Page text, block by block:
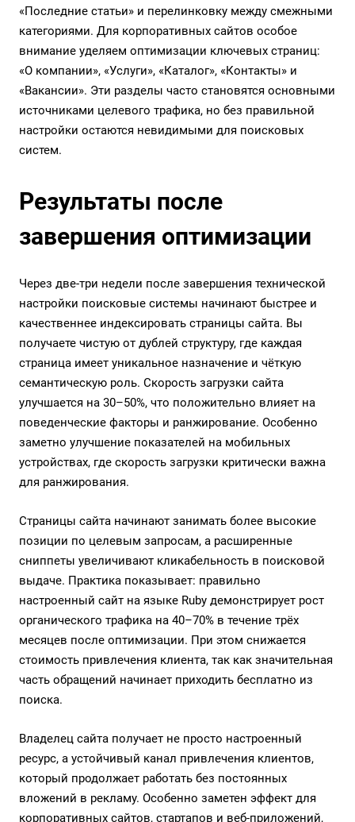
«Последние статьи» и перелинковку между смежными
категориями. Для корпоративных сайтов особое
внимание уделяем оптимизации ключевых страниц:
«О компании», «Услуги», «Каталог», «Контакты» и
«Вакансии». Эти разделы часто становятся основными
источниками целевого трафика, но без правильной
настройки остаются невидимыми для поисковых
систем.
Результаты после
завершения оптимизации
Через две-три недели после завершения технической
настройки поисковые системы начинают быстрее и
качественнее индексировать страницы сайта. Вы
получаете чистую от дублей структуру, где каждая
страница имеет уникальное назначение и чёткую
семантическую роль. Скорость загрузки сайта
улучшается на 30–50%, что положительно влияет на
поведенческие факторы и ранжирование. Особенно
заметно улучшение показателей на мобильных
устройствах, где скорость загрузки критически важна
для ранжирования.
Страницы сайта начинают занимать более высокие
позиции по целевым запросам, а расширенные
сниппеты увеличивают кликабельность в поисковой
выдаче. Практика показывает: правильно
настроенный сайт на языке Ruby демонстрирует рост
органического трафика на 40–70% в течение трёх
месяцев после оптимизации. При этом снижается
стоимость привлечения клиента, так как значительная
часть обращений начинает приходить бесплатно из
поиска.
Владелец сайта получает не просто настроенный
ресурс, а устойчивый канал привлечения клиентов,
который продолжает работать без постоянных
вложений в рекламу. Особенно заметен эффект для
корпоративных сайтов, стартапов и веб-приложений,